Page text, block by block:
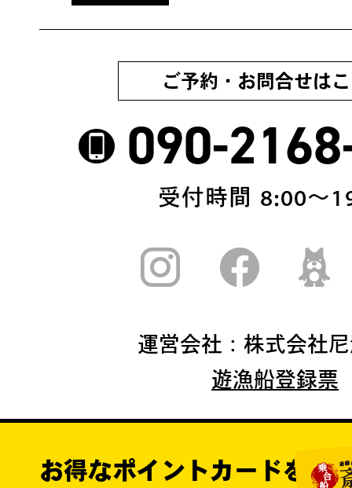
ご予約・お問合せは
090-
受付時間 8:00〜
運営会社：株式会社
遊漁船登録票
お得なポイントカードを